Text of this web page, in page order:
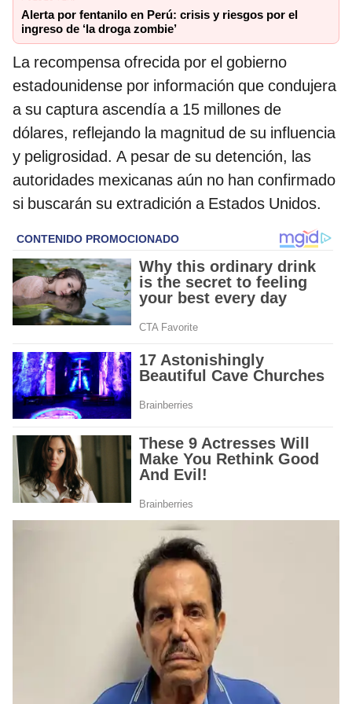
Alerta por fentanilo en Perú: crisis y riesgos por el
ingreso de ‘la droga zombie’
La recompensa ofrecida por el gobierno
estadounidense por información que condujera
a su captura ascendía a 15 millones de
dólares, reflejando la magnitud de su influencia
y peligrosidad. A pesar de su detención, las
autoridades mexicanas aún no han confirmado
si buscarán su extradición a Estados Unidos.